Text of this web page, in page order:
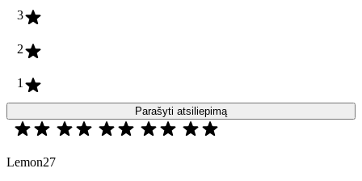
3
2
1
Parašyti atsiliepimą
Lemon27